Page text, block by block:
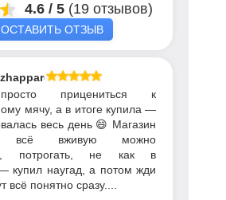
4.6 / 5 (19 отзывов)
ОСТАВИТЬ ОТЗЫВ
прицениться к
мячу, а в итоге купила —
весь день 😄 Магазин
всё вживую можно
потрогать, не как в
купил наугад, а потом жди
всё понятно сразу....